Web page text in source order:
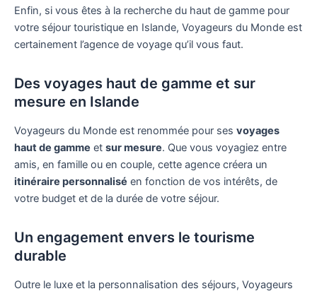
Enfin, si vous êtes à la recherche du haut de gamme pour
votre séjour touristique en Islande, Voyageurs du Monde est
certainement l’agence de voyage qu’il vous faut.
Des voyages haut de gamme et sur
mesure en Islande
Voyageurs du Monde est renommée pour ses voyages
haut de gamme et sur mesure. Que vous voyagiez entre
amis, en famille ou en couple, cette agence créera un
itinéraire personnalisé en fonction de vos intérêts, de
votre budget et de la durée de votre séjour.
Un engagement envers le tourisme
durable
Outre le luxe et la personnalisation des séjours, Voyageurs